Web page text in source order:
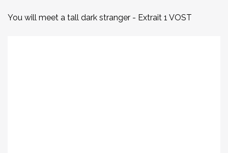
You will meet a tall dark stranger - Extrait 1 VOST